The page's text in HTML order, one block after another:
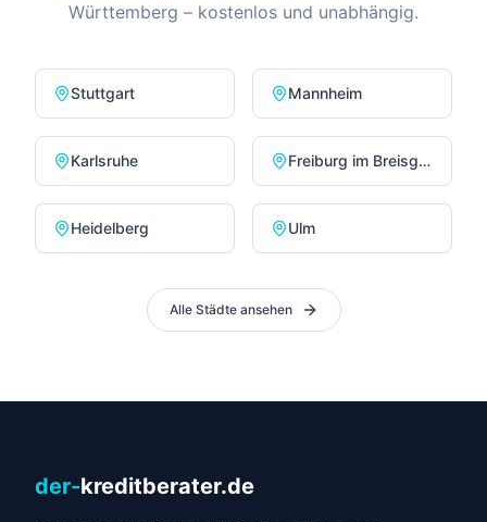
Württemberg – kostenlos und unabhängig.
Stuttgart Mannheim
Karlsruhe Freiburg im Breisgau
Heidelberg Ulm
Alle Städte ansehen
der-kreditberater.de